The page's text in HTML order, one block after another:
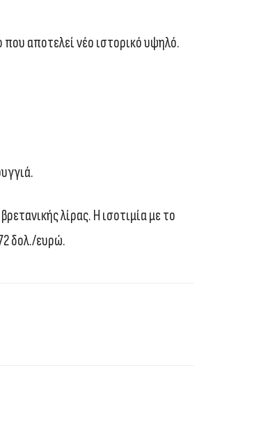
αποτελεί νέο ιστορικό υψηλό.
λίρας. Η ισοτιμία με το
δολ./ευρώ.